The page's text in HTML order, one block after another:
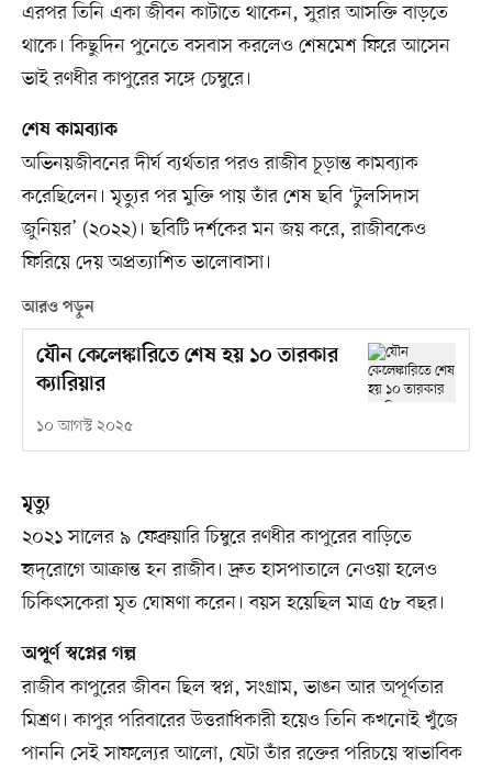
এরপর তিনি একা জীবন কাটাতে থাকেন, সুরার আসক্তি বাড়তে
থাকে। কিছুদিন পুনেতে বসবাস করলেও শেষমেশ ফিরে আসেন
ভাই রণধীর কাপুরের সঙ্গে চেম্বুরে।
শেষ কামব্যাক
অভিনয়জীবনের দীর্ঘ ব্যর্থতার পরও রাজীব চূড়ান্ত কামব্যাক
করেছিলেন। মৃত্যুর পর মুক্তি পায় তাঁর শেষ ছবি ‘টুলসিদাস
জুনিয়র’ (২০২২)। ছবিটি দর্শকের মন জয় করে, রাজীবকেও
ফিরিয়ে দেয় অপ্রত্যাশিত ভালোবাসা।
আরও পড়ুন
যৌন কেলেঙ্কারিতে শেষ হয় ১০ তারকার
ক্যারিয়ার
১০ আগস্ট ২০২৫
মৃত্যু
২০২১ সালের ৯ ফেব্রুয়ারি চিম্বুরে রণধীর কাপুরের বাড়িতে
হৃদ্‌রোগে আক্রান্ত হন রাজীব। দ্রুত হাসপাতালে নেওয়া হলেও
চিকিৎসকেরা মৃত ঘোষণা করেন। বয়স হয়েছিল মাত্র ৫৮ বছর।
অপূর্ণ স্বপ্নের গল্প
রাজীব কাপুরের জীবন ছিল স্বপ্ন, সংগ্রাম, ভাঙন আর অপূর্ণতার
মিশ্রণ। কাপুর পরিবারের উত্তরাধিকারী হয়েও তিনি কখনোই খুঁজে
পাননি সেই সাফল্যের আলো, যেটা তাঁর রক্তের পরিচয়ে স্বাভাবিক